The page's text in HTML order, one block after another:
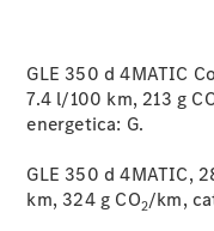
per
GLE 350 d 4MATIC
7.4 l/100 km, 213 g
energetica: G.
GLE 350 d 4MATIC,
km, 324 g CO2/km,